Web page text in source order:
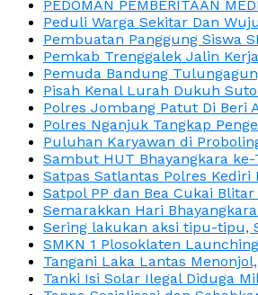
PEDOMAN PEMBERITAAN
Peduli Warga Sekitar Dan
Pembuatan Panggung Siswa
Pemkab Trenggalek Jalin
Pemuda Bandung
Pisah Kenal Lurah Dukuh
Polres Jombang Patut Di Beri
Polres Nganjuk Tangkap
Puluhan Karyawan di
Sambut HUT Bhayangkara
Satpas Satlantas Polres
Satpol PP dan Bea Cukai
Semarakkan Hari
Sering lakukan aksi tipu-tipu,
SMKN 1 Plosoklaten
Tangani Laka Lantas
Tanki Isi Solar Ilegal Diduga